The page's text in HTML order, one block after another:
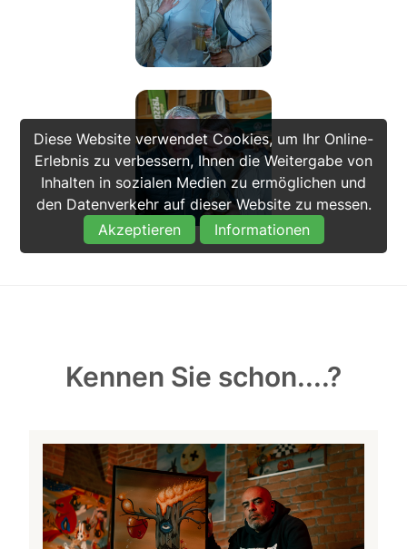
Diese Website verwendet Cookies, um Ihr Online-
Erlebnis zu verbessern, Ihnen die Weitergabe von
Inhalten in sozialen Medien zu ermöglichen und
den Datenverkehr auf dieser Website zu messen.
Akzeptieren
Informationen
Kennen Sie schon....?